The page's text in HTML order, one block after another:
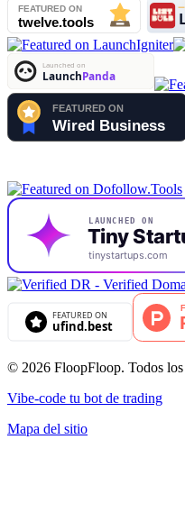
© 2026 FloopFloop. Todos los
Vibe-code tu bot de trading
Mapa del sitio